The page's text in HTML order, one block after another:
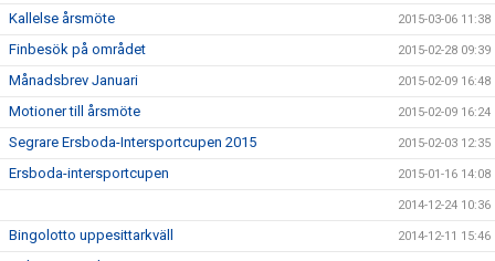
Kallelse årsmöte 2015-03-06 11:38
Finbesök på området 2015-02-28 09:39
Månadsbrev Januari 2015-02-09 16:48
Motioner till årsmöte 2015-02-09 16:24
Segrare Ersboda-Intersportcupen 2015 2015-02-03 12:35
Ersboda-intersportcupen 2015-01-16 14:08
2014-12-24 10:36
Bingolotto uppesittarkväll 2014-12-11 15:46